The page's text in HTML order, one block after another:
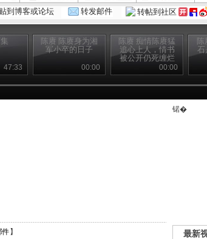
贴到博客或论坛 转发邮件 转帖到社区
47:33
陈赓 陈赓身为湘
军小卒的日子
00:00
陈赓 痴情陈赓猛
追心上人，情书
被公开仍死缠烂
00:00
陈
石
件 】
锘�
最新